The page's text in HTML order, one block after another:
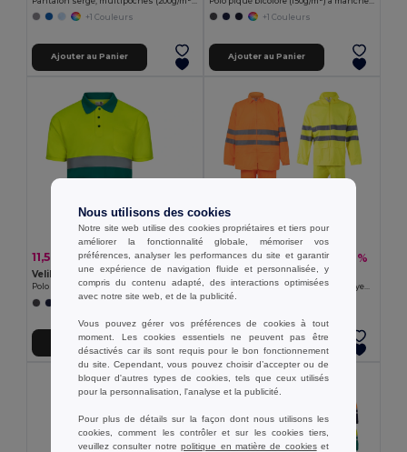
+1 Couleurs
Ajouter au Panier
+1 Couleurs
Ajouter au Panier
11,50 € 15,63 € -26%
Velilla 36141
Polo Bird-eye (140g/m²) à manches courtes, en polyester (100%)
Ajouter au Panier
42,63 €66,65 € -36%
Velilla 36077
Ensemble de pluie (130g/m²), en polyester (100%) avec finition PU
Ajouter au Panier
Nous utilisons des cookies
Notre site web utilise des cookies propriétaires et tiers pour
améliorer la fonctionnalité globale, mémoriser vos
préférences, analyser les performances du site et garantir
une expérience de navigation fluide et personnalisée, y
compris du contenu adapté, des interactions optimisées
avec notre site web, et de la publicité.
Vous pouvez gérer vos préférences de cookies à tout
moment. Les cookies essentiels ne peuvent pas être
désactivés car ils sont requis pour le bon fonctionnement
du site. Cependant, vous pouvez choisir d’accepter ou de
bloquer d'autres types de cookies, tels que ceux utilisés
pour la personnalisation, l'analyse et la publicité.
Pour plus de détails sur la façon dont nous utilisons les
cookies, comment les contrôler et sur les cookies tiers,
veuillez consulter notrepolitique en matière de cookieset